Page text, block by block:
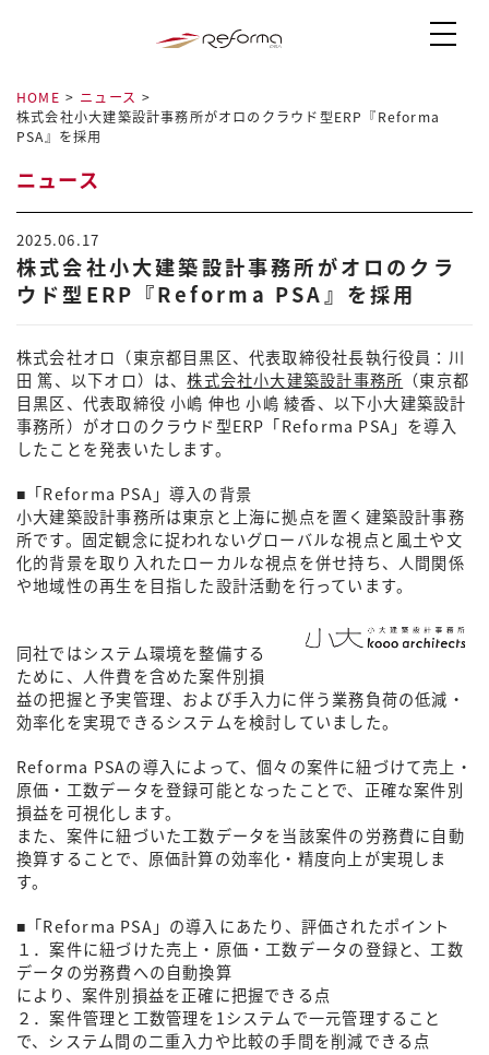
HOME > ニュース >
株式会社小大建築設計事務所がオロのクラウド型ERP『Reforma
PSA』を採用
ニュース
2025.06.17
株式会社小大建築設計事務所がオロのクラ
ウド型ERP『Reforma PSA』を採用
株式会社オロ（東京都目黒区、代表取締役社長執行役員：川
田 篤、以下オロ）は、株式会社小大建築設計事務所 （東京都
目黒区、代表取締役 小嶋 伸也 小嶋 綾香、以下小大建築設計
事務所）がオロのクラウド型ERP「Reforma PSA」を導入
したことを発表いたします。
■「Reforma PSA」導入の背景
小大建築設計事務所は東京と上海に拠点を置く建築設計事務
所です。固定観念に捉われないグローバルな視点と風土や文
化的背景を取り入れたローカルな視点を併せ持ち、人間関係
や地域性の再生を目指した設計活動を行っています。
同社ではシステム環境を整備する
ために、人件費を含めた案件別損
益の把握と予実管理、および手入力に伴う業務負荷の低減・
効率化を実現できるシステムを検討していました。
Reforma PSAの導入によって、個々の案件に紐づけて売上・
原価・工数データを登録可能となったことで、正確な案件別
損益を可視化します。
また、案件に紐づいた工数データを当該案件の労務費に自動
換算することで、原価計算の効率化・精度向上が実現しま
す。
■「Reforma PSA」の導入にあたり、評価されたポイント
１．案件に紐づけた売上・原価・工数データの登録と、工数
データの労務費への自動換算
により、案件別損益を正確に把握できる点
２．案件管理と工数管理を1システムで一元管理すること
で、システム間の二重入力や比較の手間を削減できる点